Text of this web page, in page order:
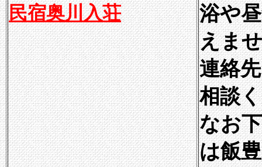
民宿奥川入荘
浴や
えま
連絡
相談
なお
は飯